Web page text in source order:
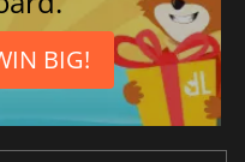
BIG!